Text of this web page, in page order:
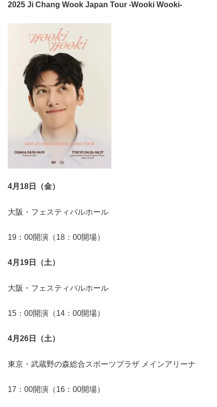
2025 Ji Chang Wook Japan Tour -Wooki Wooki-
4月18日（金）
大阪・フェスティバルホール
19：00開演（18：00開場）
4月19日（土）
大阪・フェスティバルホール
15：00開演（14：00開場）
4月26日（土）
東京・武蔵野の森総合スポーツプラザ メインアリーナ
17：00開演（16：00開場）